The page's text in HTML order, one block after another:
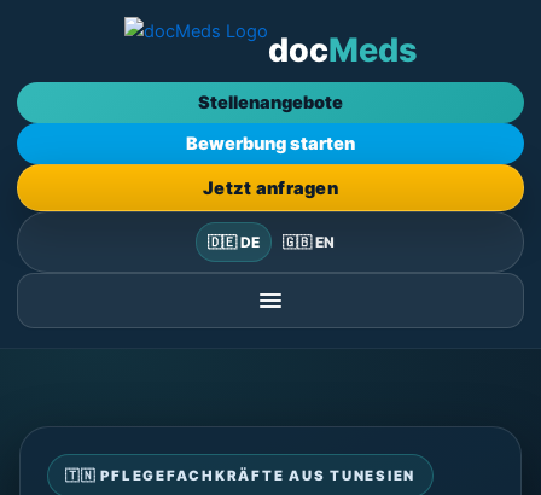
docMeds
Stellenangebote
Bewerbung starten
Jetzt anfragen
🇩🇪 DE 🇬🇧 EN
🇹🇳 PFLEGEFACHKRÄFTE AUS TUNESIEN